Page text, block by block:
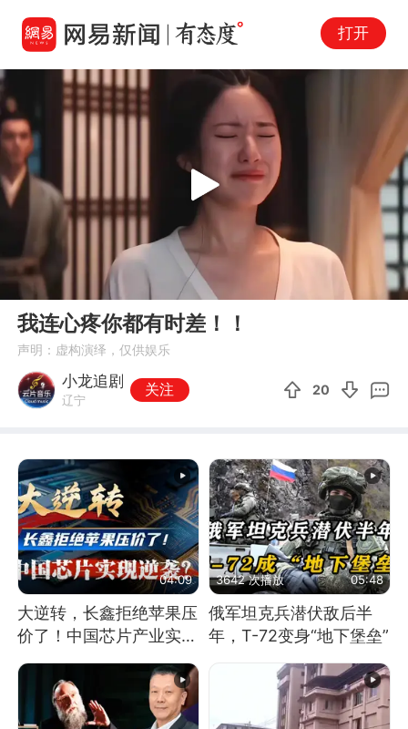
打开
00:00 00:36
Play
我连心疼你都有时差！！
声明：虚构演绎，仅供娱乐
小龙追剧
辽宁
关注 20
04:09
大逆转，长鑫拒绝苹果压
价了！中国芯片产业实现
3642 次播放 05:48
俄军坦克兵潜伏敌后半
年，T-72变身“地下堡垒”